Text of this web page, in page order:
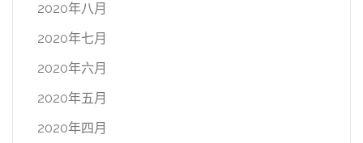
2020年八月
2020年七月
2020年六月
2020年五月
2020年四月